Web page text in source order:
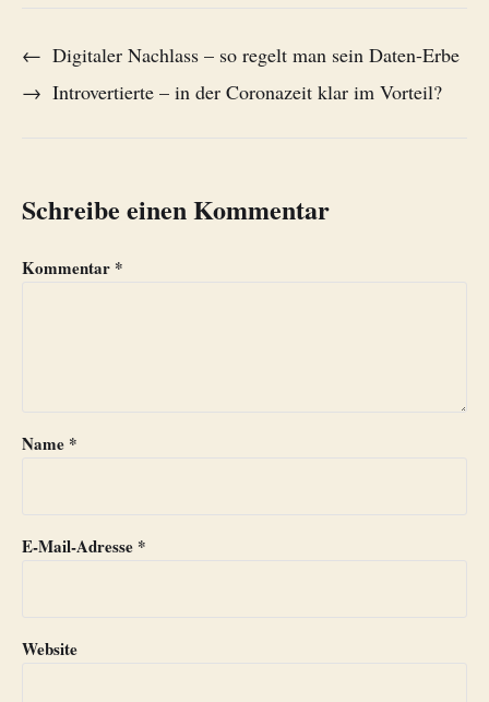
← Digitaler Nachlass – so regelt man sein Daten-Erbe
→ Introvertierte – in der Coronazeit klar im Vorteil?
Schreibe einen Kommentar
Kommentar *
Name *
E-Mail-Adresse *
Website